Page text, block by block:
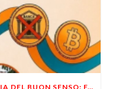
LIBERTÀ, PRIVACY ED ECONOMIA DEL BUON SENSO: FACCO E MUSUMECI A CASALECCHIO DI RENO (BO)